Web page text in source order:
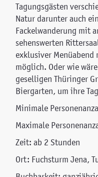
Tagungsgästen
Natur darunter auch
Fackelwanderung mit
sehenswerten
exklusiver
möglich. Oder wie
geselligen Thüringer
Biergarten, um ihre
Minimale
Maximale
Zeit: ab 2 Stunden
Ort: Fuchsturm Jena,